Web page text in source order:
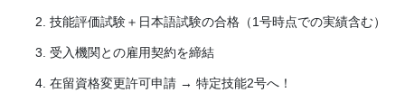
技能評価試験＋日本語試験の合格（1号時点での実績含む）
受入機関との雇用契約を締結
在留資格変更許可申請 → 特定技能2号へ！